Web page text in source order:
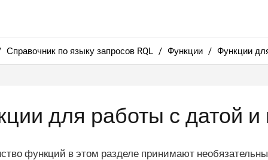
Справочник по языку запросов RQL Функции Функции
для работы с датой
функций в этом разделе принимают